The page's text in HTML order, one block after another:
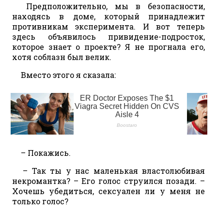
Предположительно, мы в безопасности,
находясь в доме, который принадлежит
противникам эксперимента. И вот теперь
здесь объявилось привидение-подросток,
которое знает о проекте? Я не прогнала его,
хотя соблазн был велик.
Вместо этого я сказала:
– Покажись.
– Так ты у нас маленькая властолюбивая
некромантка? – Его голос струился позади. –
Хочешь убедиться, сексуален ли у меня не
только голос?